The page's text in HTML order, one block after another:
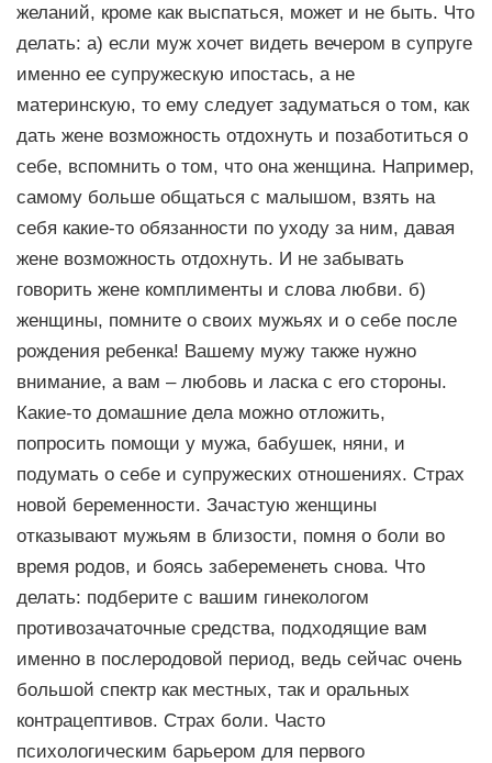
желаний, кроме как выспаться, может и не быть. Что
делать: а) если муж хочет видеть вечером в супруге
именно ее супружескую ипостась, а не
материнскую, то ему следует задуматься о том, как
дать жене возможность отдохнуть и позаботиться о
себе, вспомнить о том, что она женщина. Например,
самому больше общаться с малышом, взять на
себя какие-то обязанности по уходу за ним, давая
жене возможность отдохнуть. И не забывать
говорить жене комплименты и слова любви. б)
женщины, помните о своих мужьях и о себе после
рождения ребенка! Вашему мужу также нужно
внимание, а вам – любовь и ласка с его стороны.
Какие-то домашние дела можно отложить,
попросить помощи у мужа, бабушек, няни, и
подумать о себе и супружеских отношениях. Страх
новой беременности. Зачастую женщины
отказывают мужьям в близости, помня о боли во
время родов, и боясь забеременеть снова. Что
делать: подберите с вашим гинекологом
противозачаточные средства, подходящие вам
именно в послеродовой период, ведь сейчас очень
большой спектр как местных, так и оральных
контрацептивов. Страх боли. Часто
психологическим барьером для первого